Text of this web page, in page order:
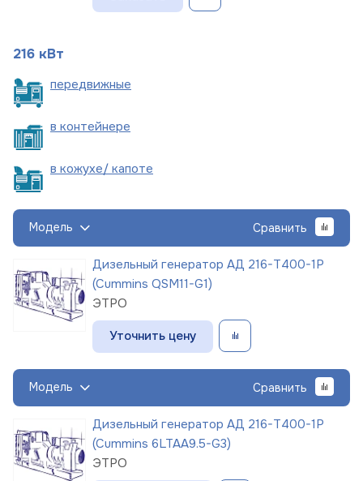
216 кВт
передвижные
в контейнере
в кожухе/ капоте
Модель Сравнить
Дизельный генератор АД 216-Т400-1Р
(Cummins QSM11-G1)
ЭТРО
Уточнить цену
Модель Сравнить
Дизельный генератор АД 216-Т400-1Р
(Cummins 6LTAA9.5-G3)
ЭТРО